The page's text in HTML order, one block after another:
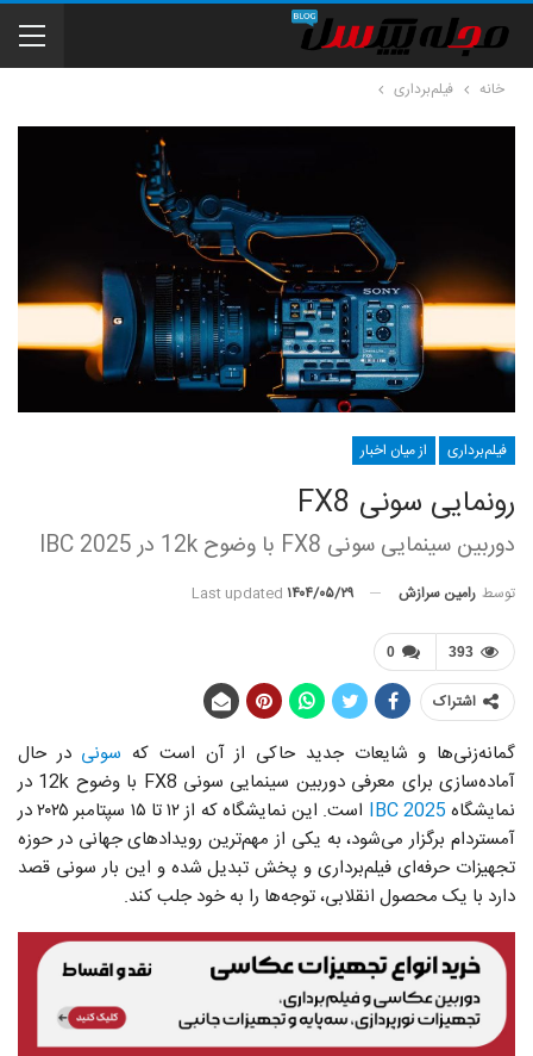
خانه فیلم‌برداری
فیلم‌برداری از میان اخبار
رونمایی سونی FX8
دوربین سینمایی سونی FX8 با وضوح 12k در IBC 2025
توسط رامین سرازش Last updated ۱۴۰۴/۰۵/۲۹
0 393
اشتراک
گمانه‌زنی‌ها و شایعات جدید حاکی از آن است که سونی در حال
آماده‌سازی برای معرفی دوربین سینمایی سونی FX8 با وضوح 12k در
نمایشگاه IBC 2025
است. این نمایشگاه که از ۱۲ تا ۱۵ سپتامبر ۲۰۲۵ در
آمستردام برگزار می‌شود، به یکی از مهم‌ترین رویدادهای جهانی در حوزه
تجهیزات حرفه‌ای فیلم‌برداری و پخش تبدیل شده و این بار سونی قصد
دارد با یک محصول انقلابی، توجه‌ها را به خود جلب کند.